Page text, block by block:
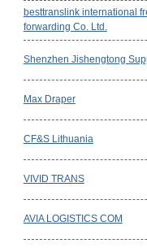
besttranslink international
forwarding Co. Ltd.
Shenzhen Jishengtong
Max Draper
CF&S Lithuania
VIVID TRANS
AVIA LOGISTICS COM